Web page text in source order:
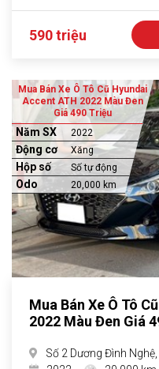
590 triệu
Mua Bán Xe Ô Tô Cũ Hyundai
Accent ATH 2022 Màu Đen
Giá 490 Triệu
Năm SX 2022
Động cơ Xăng
Hộp số Số tự động
Odo 20,000 km
Mua Bán Xe Ô Tô
2022 Màu Đen Giá
Số 2 Dương Đình